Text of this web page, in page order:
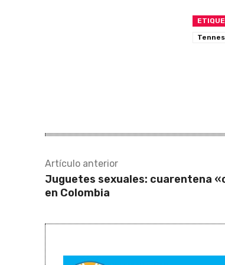
Artículo anterior
Juguetes sexuales: cuarentena
en Colombia